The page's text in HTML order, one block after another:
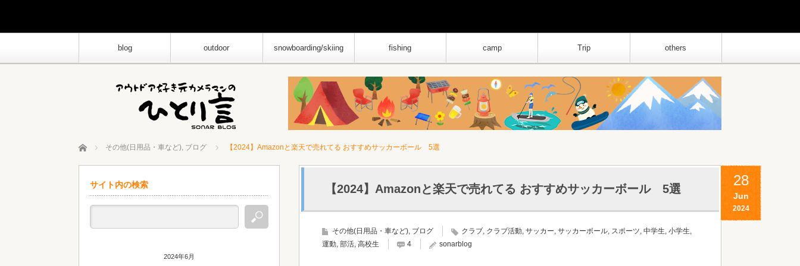
blog outdoor snowboarding/skiing fishing camp Trip others
ホーム その他(日用品・車など), ブログ 【2024】Amazonと楽天で売れてる おすすめサッカーボール 5選
28
Jun
2024
【2024】Amazonと楽天で売れてる おすすめサッカーボール 5選
その他(日用品・車など), ブログ クラブ, クラブ活動, サッカー, サッカーボール, スポーツ, 中学生, 小学生,
運動, 部活, 高校生 4 sonarblog
サイト内の検索
2024年6月